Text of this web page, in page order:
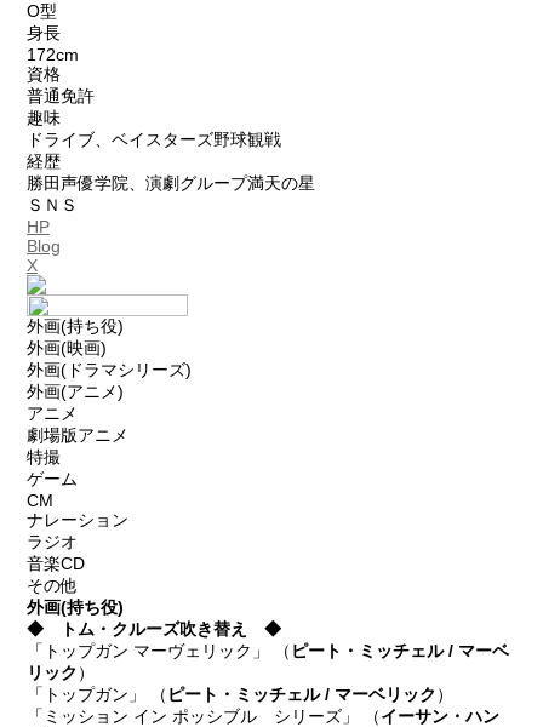
O型
身長
172cm
資格
普通免許
趣味
ドライブ、ベイスターズ野球観戦
経歴
勝田声優学院、演劇グループ満天の星
ＳＮＳ
HP
Blog
X
外画(持ち役)
外画(映画)
外画(ドラマシリーズ)
外画(アニメ)
アニメ
劇場版アニメ
特撮
ゲーム
CM
ナレーション
ラジオ
音楽CD
その他
外画(持ち役)
◆ トム・クルーズ吹き替え ◆
「トップガン マーヴェリック」 （ ピート・ミッチェル / マーベ
リック ）
「トップガン」 （ ピート・ミッチェル / マーベリック ）
「ミッション イン ポッシブル シリーズ」 （イーサン・ハン